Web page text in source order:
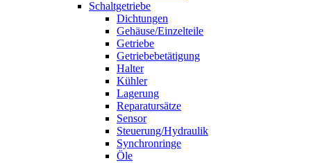
Schaltgetriebe
Dichtungen
Gehäuse/Einzelteile
Getriebe
Getriebebetätigung
Halter
Kühler
Lagerung
Reparatursätze
Sensor
Steuerung/Hydraulik
Synchronringe
Öle